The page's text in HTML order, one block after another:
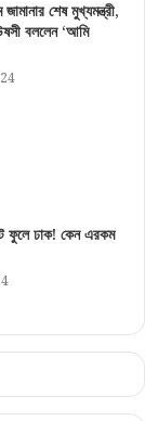
শেষ মুখ্যমন্ত্রী,
বললেন ‘আমি
ফুলে ঢাক! কেন এরকম